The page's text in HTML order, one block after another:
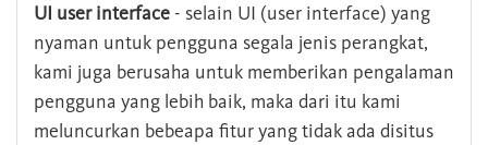
UI user interface - selain UI (user interface) yang
nyaman untuk pengguna segala jenis perangkat,
kami juga berusaha untuk memberikan pengalaman
pengguna yang lebih baik, maka dari itu kami
meluncurkan bebeapa fitur yang tidak ada disitus